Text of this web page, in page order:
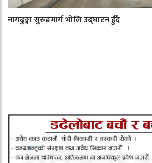
नागढुङ्गा सुरुङमार्ग भोलि उद्घाटन हुँदै